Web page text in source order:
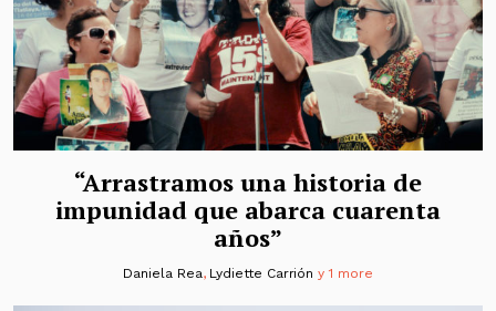
“Arrastramos una historia de
impunidad que abarca cuarenta
años”
Daniela Rea, Lydiette Carrión y 1 more